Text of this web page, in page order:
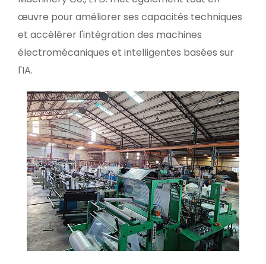
œuvre pour améliorer ses capacités techniques
et accélérer l'intégration des machines
électromécaniques et intelligentes basées sur
l'IA.